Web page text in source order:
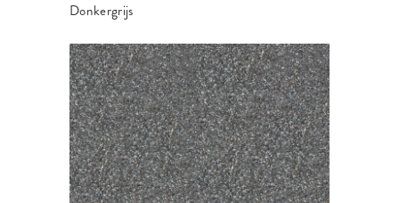
Donkergrijs